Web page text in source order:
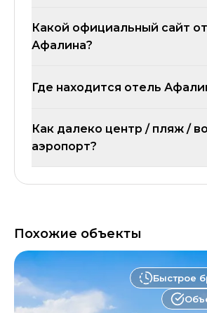
Какой официальный сайт
Афалина?
Где находится отель
Как далеко центр / пляж /
аэропорт?
Похожие объекты
Быстрое